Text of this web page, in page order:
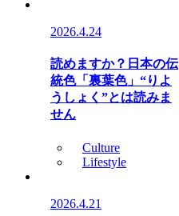
2026.4.24
読めますか？日本の伝
統色「裏葉色」“りよ
うしょく”とは読みま
せん
Culture
Lifestyle
2026.4.21